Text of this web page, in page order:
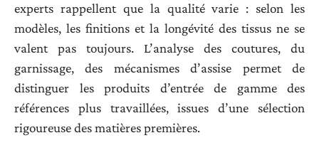
experts rappellent que la qualité varie : selon les
modèles, les finitions et la longévité des tissus ne se
valent pas toujours. L’analyse des coutures, du
garnissage, des mécanismes d’assise permet de
distinguer les produits d’entrée de gamme des
références plus travaillées, issues d’une sélection
rigoureuse des matières premières.